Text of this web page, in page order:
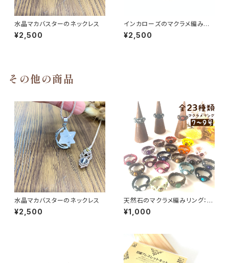
水晶マカバスターのネックレス
¥2,500
インカローズのマクラメ編みピ
アス
¥2,500
その他の商品
水晶マカバスターのネックレス
¥2,500
天然石のマクラメ編みリング：約
7～9号
¥1,000